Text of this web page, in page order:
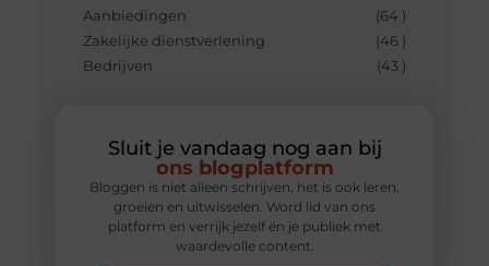
Aanbiedingen
(64 )
Zakelijke dienstverlening
(46 )
Bedrijven
(43 )
Sluit je vandaag nog aan bij
ons blogplatform
Bloggen is niet alleen schrijven, het is ook leren,
groeien en uitwisselen. Word lid van ons
platform en verrijk jezelf én je publiek met
waardevolle content.